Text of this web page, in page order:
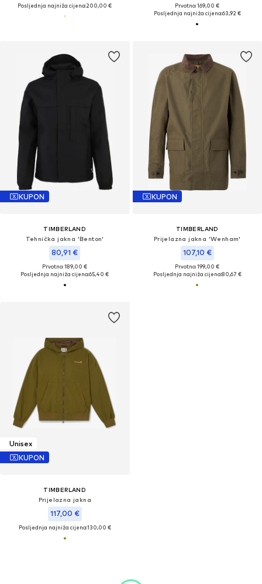
Posljednja najniža cijena:200,00 €
Prvotno: 169,00 €
Posljednja najniža cijena:63,92 €
KUPON
TIMBERLAND
Tehnička jakna 'Benton'
80,91 €
Prvotno: 189,00 €
Posljednja najniža cijena:65,40 €
KUPON
TIMBERLAND
Prijelazna jakna 'Wenham'
107,10 €
Prvotno: 199,00 €
Posljednja najniža cijena:80,67 €
Unisex
KUPON
TIMBERLAND
Prijelazna jakna
117,00 €
Posljednja najniža cijena:130,00 €